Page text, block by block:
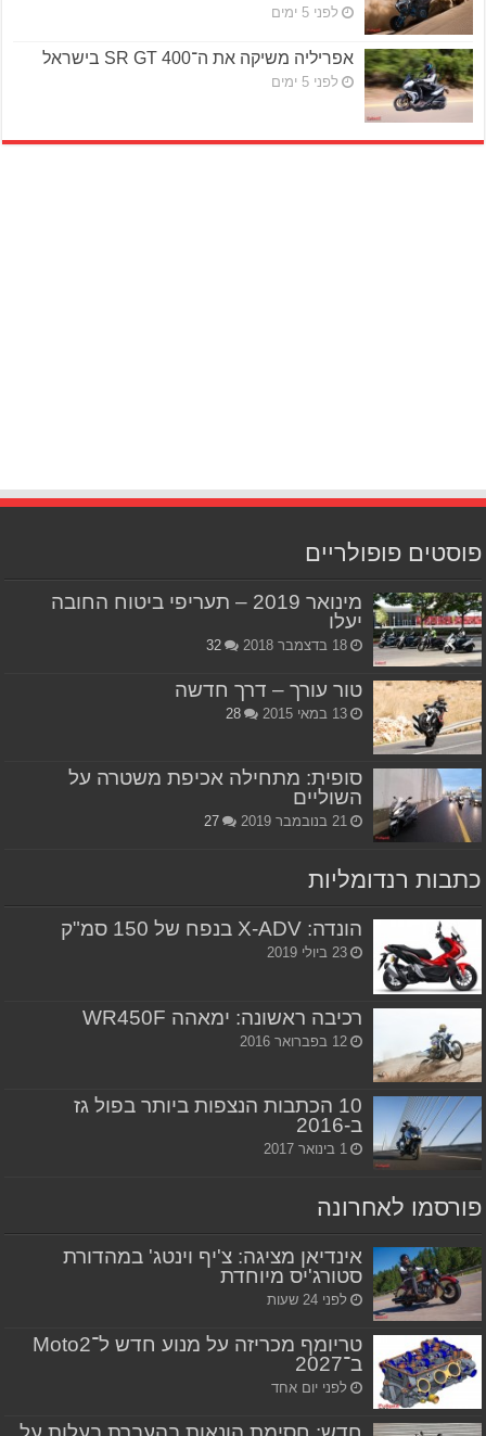
לפני 5 ימים
אפריליה משיקה את ה־SR GT 400 בישראל
לפני 5 ימים
פוסטים פופולריים
מינואר 2019 – תעריפי ביטוח החובה
יעלו
18 בדצמבר 2018 32
טור עורך – דרך חדשה
13 במאי 2015 28
סופית: מתחילה אכיפת משטרה על
השוליים
21 בנובמבר 2019 27
כתבות רנדומליות
הונדה: X-ADV בנפח של 150 סמ"ק
23 ביולי 2019
רכיבה ראשונה: ימאהה WR450F
12 בפברואר 2016
10 הכתבות הנצפות ביותר בפול גז
ב-2016
1 בינואר 2017
פורסמו לאחרונה
אינדיאן מציגה: צ'יף וינטג' במהדורת
סטורג'יס מיוחדת
לפני 24 שעות
טריומף מכריזה על מנוע חדש ל־Moto2
ב־2027
לפני יום אחד